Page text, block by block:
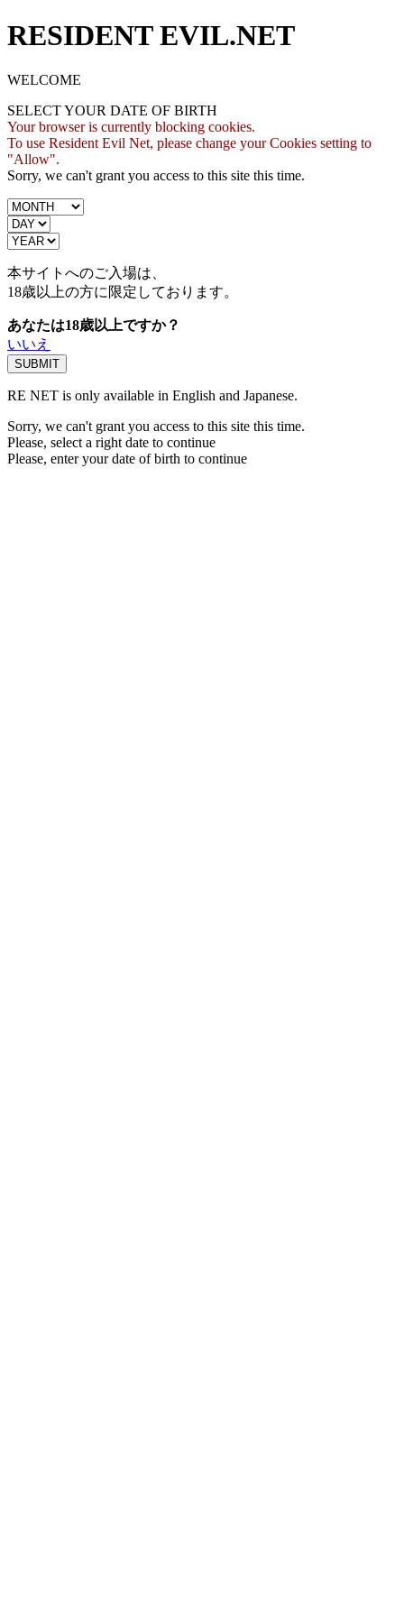
RESIDENT EVIL.NET
WELCOME
SELECT YOUR DATE OF BIRTH
Your browser is currently blocking cookies.
To use Resident Evil Net, please change your Cookies setting to
"Allow".
Sorry, we can't grant you access to this site this time.
本サイトへのご入場は、
18歳以上の方に限定しております。
あなたは18歳以上ですか？
いいえ
RE NET is only available in English and Japanese.
Sorry, we can't grant you access to this site this time.
Please, select a right date to continue
Please, enter your date of birth to continue